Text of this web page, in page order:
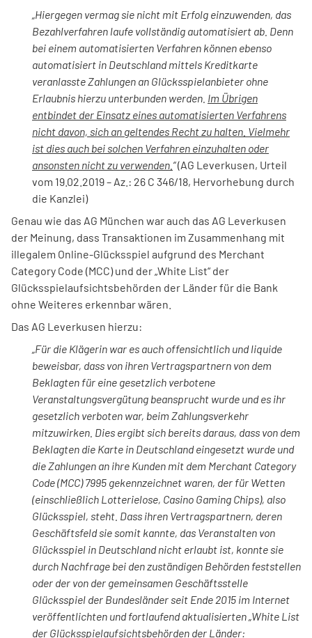
„Hiergegen vermag sie nicht mit Erfolg einzuwenden, das
Bezahlverfahren laufe vollständig automatisiert ab. Denn
bei einem automatisierten Verfahren können ebenso
automatisiert in Deutschland mittels Kreditkarte
veranlasste Zahlungen an Glücksspielanbieter ohne
Erlaubnis hierzu unterbunden werden. Im Übrigen
entbindet der Einsatz eines automatisierten Verfahrens
nicht davon, sich an geltendes Recht zu halten. Vielmehr
ist dies auch bei solchen Verfahren einzuhalten oder
ansonsten nicht zu verwenden. “(AG Leverkusen, Urteil
vom 19.02.2019 – Az.: 26 C 346/18, Hervorhebung durch
die Kanzlei)
Genau wie das AG München war auch das AG Leverkusen
der Meinung, dass Transaktionen im Zusammenhang mit
illegalem Online-Glücksspiel aufgrund des Merchant
Category Code (MCC) und der „White List“ der
Glücksspielaufsichtsbehörden der Länder für die Bank
ohne Weiteres erkennbar wären.
Das AG Leverkusen hierzu:
„Für die Klägerin war es auch offensichtlich und liquide
beweisbar, dass von ihren Vertragspartnern von dem
Beklagten für eine gesetzlich verbotene
Veranstaltungsvergütung beansprucht wurde und es ihr
gesetzlich verboten war, beim Zahlungsverkehr
mitzuwirken. Dies ergibt sich bereits daraus, dass von dem
Beklagten die Karte in Deutschland eingesetzt wurde und
die Zahlungen an ihre Kunden mit dem Merchant Category
Code (MCC) 7995 gekennzeichnet waren, der für Wetten
(einschließlich Lotterielose, Casino Gaming Chips), also
Glücksspiel, steht. Dass ihren Vertragspartnern, deren
Geschäftsfeld sie somit kannte, das Veranstalten von
Glücksspiel in Deutschland nicht erlaubt ist, konnte sie
durch Nachfrage bei den zuständigen Behörden feststellen
oder der von der gemeinsamen Geschäftsstelle
Glücksspiel der Bundesländer seit Ende 2015 im Internet
veröffentlichten und fortlaufend aktualisierten „White List
der Glücksspielaufsichtsbehörden der Länder: